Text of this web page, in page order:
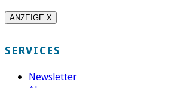
ANZEIGE X
SERVICES
Newsletter